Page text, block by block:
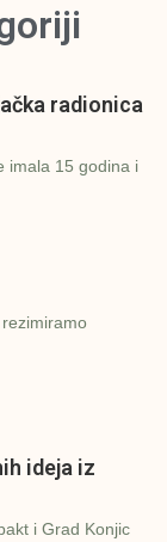
radionica
imala 15 godina i
ideja iz
i Grad Konjic